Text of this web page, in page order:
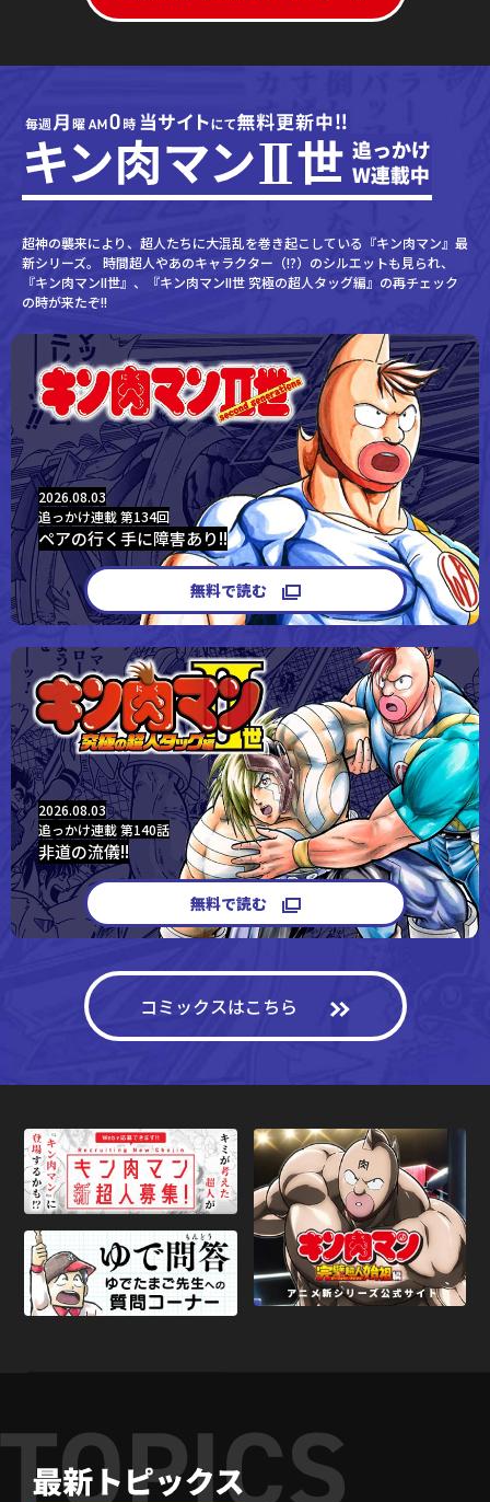
超神の襲来により、超人たちに大混乱を巻き起こしている『キン肉マン』最
新シリーズ。
時間超人やあのキャラクター（!?）のシルエットも見られ、
『キン肉マンII世』、『キン肉マンII世 究極の超人タッグ編』の再チェック
の時が来たぞ!!
2026.08.03
追っかけ連載第134回
ペアの行く手に障害あり!!
無料で読む
2026.08.03
追っかけ連載第140話
非道の流儀!!
無料で読む
コミックスはこちら